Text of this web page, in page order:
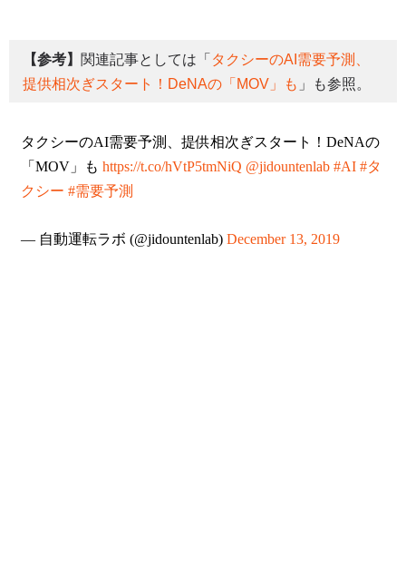
【参考】 関連記事としては「 タクシーのAI需要予測、
提供相次ぎスタート！DeNAの「MOV」も 」も参照。
タクシーのAI需要予測、提供相次ぎスタート！DeNAの
「MOV」も https://t.co/hVtP5tmNiQ @jidountenlab #AI #タ
クシー #需要予測
— 自動運転ラボ (@jidountenlab) December 13, 2019